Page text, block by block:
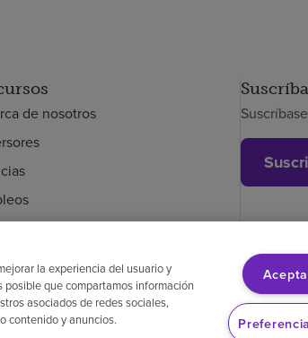
de nosotros
de no discriminaciónCumplimiento de los
la experiencia del usuario y
que compartamos información
asociados de redes sociales,
contenido y anuncios.